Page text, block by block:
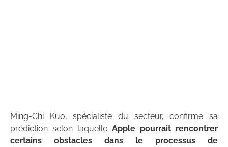
Ming-Chi Kuo, spécialiste du secteur, confirme sa
prédiction selon laquelle Apple pourrait rencontrer
certains obstacles dans le processus de